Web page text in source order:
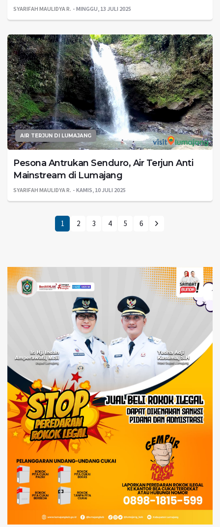
SYARIFAH MAULIDYA R. MINGGU, 13 JULI 2025
AIR TERJUN DI LUMAJANG
Pesona Antrukan Senduro, Air Terjun Anti
Mainstream di Lumajang
SYARIFAH MAULIDYA R. KAMIS, 10 JULI 2025
1 2 3 4 5 6